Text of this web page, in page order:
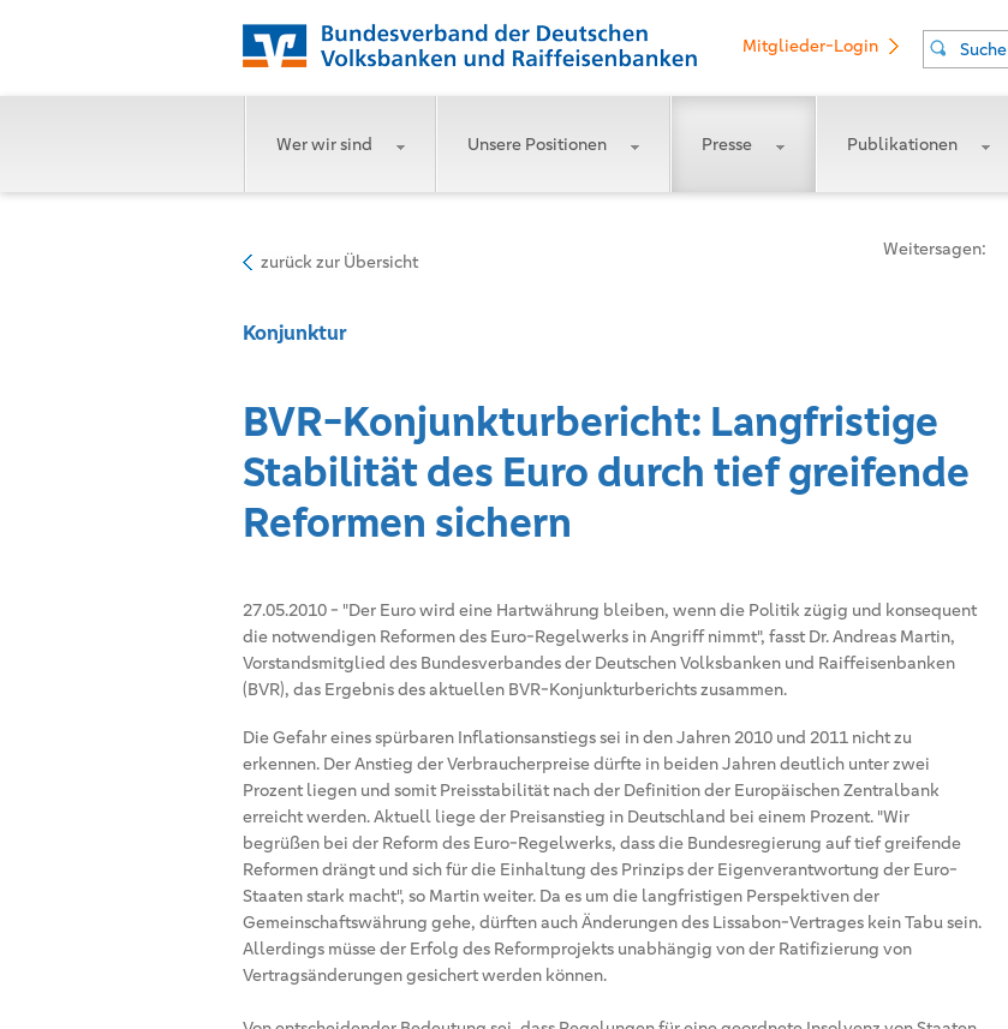
Suche
Mitglieder-Login
Wer wir sind Unsere Positionen Presse Publikationen
Weitersagen:
zurück zur Übersicht
Konjunktur
BVR-Konjunkturbericht: Langfristige
Stabilität des Euro durch tief greifende
Reformen sichern
27.05.2010 - "Der Euro wird eine Hartwährung bleiben, wenn die Politik zügig und konsequent
die notwendigen Reformen des Euro-Regelwerks in Angriff nimmt", fasst Dr. Andreas Martin,
Vorstandsmitglied des Bundesverbandes der Deutschen Volksbanken und Raiffeisenbanken
(BVR), das Ergebnis des aktuellen BVR-Konjunkturberichts zusammen.
Die Gefahr eines spürbaren Inflationsanstiegs sei in den Jahren 2010 und 2011 nicht zu
erkennen. Der Anstieg der Verbraucherpreise dürfte in beiden Jahren deutlich unter zwei
Prozent liegen und somit Preisstabilität nach der Definition der Europäischen Zentralbank
erreicht werden. Aktuell liege der Preisanstieg in Deutschland bei einem Prozent. "Wir
begrüßen bei der Reform des Euro-Regelwerks, dass die Bundesregierung auf tief greifende
Reformen drängt und sich für die Einhaltung des Prinzips der Eigenverantwortung der Euro-
Staaten stark macht", so Martin weiter. Da es um die langfristigen Perspektiven der
Gemeinschaftswährung gehe, dürften auch Änderungen des Lissabon-Vertrages kein Tabu sein.
Allerdings müsse der Erfolg des Reformprojekts unabhängig von der Ratifizierung von
Vertragsänderungen gesichert werden können.